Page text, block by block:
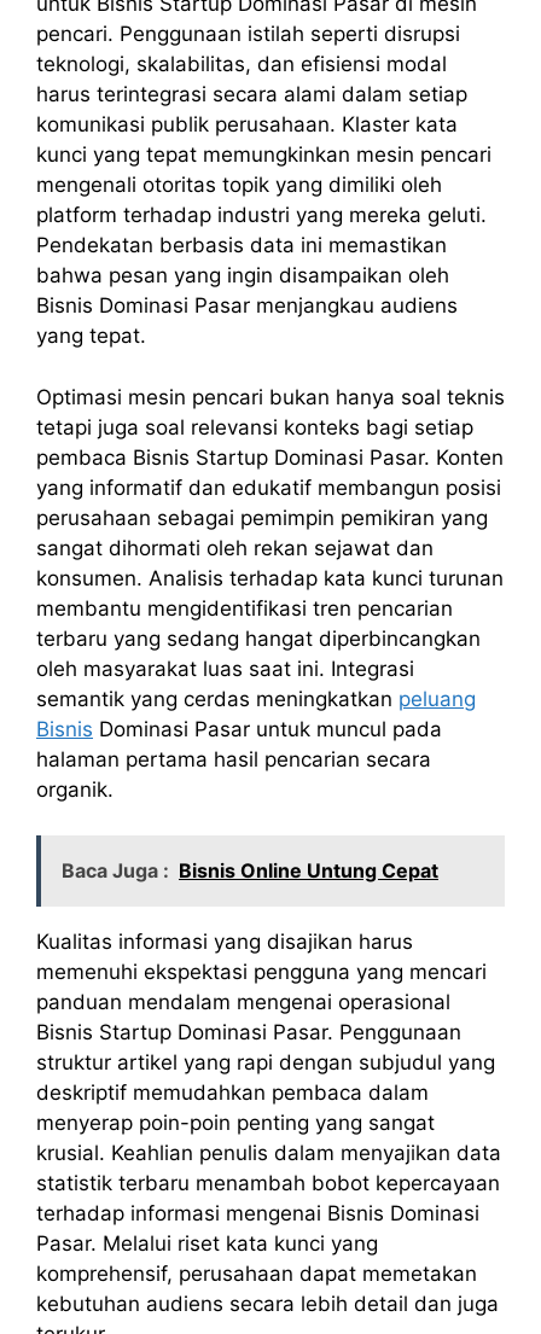
pencari. Penggunaan istilah seperti disrupsi
teknologi, skalabilitas, dan efisiensi modal
harus terintegrasi secara alami dalam setiap
komunikasi publik perusahaan. Klaster kata
kunci yang tepat memungkinkan mesin pencari
mengenali otoritas topik yang dimiliki oleh
platform terhadap industri yang mereka geluti.
Pendekatan berbasis data ini memastikan
bahwa pesan yang ingin disampaikan oleh
Bisnis Dominasi Pasar menjangkau audiens
yang tepat.
Optimasi mesin pencari bukan hanya soal teknis
tetapi juga soal relevansi konteks bagi setiap
pembaca Bisnis Startup Dominasi Pasar. Konten
yang informatif dan edukatif membangun posisi
perusahaan sebagai pemimpin pemikiran yang
sangat dihormati oleh rekan sejawat dan
konsumen. Analisis terhadap kata kunci turunan
membantu mengidentifikasi tren pencarian
terbaru yang sedang hangat diperbincangkan
oleh masyarakat luas saat ini. Integrasi
semantik yang cerdas meningkatkan peluang
Bisnis Dominasi Pasar untuk muncul pada
halaman pertama hasil pencarian secara
organik.
Baca Juga : Bisnis Online Untung Cepat
Kualitas informasi yang disajikan harus
memenuhi ekspektasi pengguna yang mencari
panduan mendalam mengenai operasional
Bisnis Startup Dominasi Pasar. Penggunaan
struktur artikel yang rapi dengan subjudul yang
deskriptif memudahkan pembaca dalam
menyerap poin-poin penting yang sangat
krusial. Keahlian penulis dalam menyajikan data
statistik terbaru menambah bobot kepercayaan
terhadap informasi mengenai Bisnis Dominasi
Pasar. Melalui riset kata kunci yang
komprehensif, perusahaan dapat memetakan
kebutuhan audiens secara lebih detail dan juga